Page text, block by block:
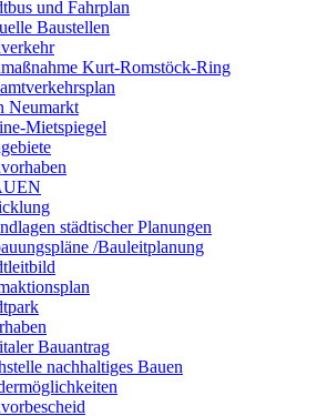
und Fahrplan
Baustellen
Kurt-Romstöck-Ring
Neumarkt
Mietspiegel
städtischer Planungen
/Bauleitplanung
Bauantrag
nachhaltiges Bauen